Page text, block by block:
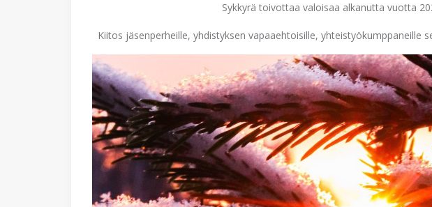
Sykkyrä toivottaa valoisaa alkanutta vuotta
Kiitos jäsenperheille, yhdistyksen vapaaehtoisille, yhteistyökumppaneille